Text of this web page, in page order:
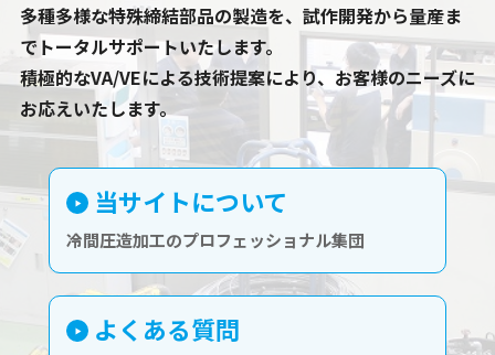
多種多様な特殊締結部品の製造を、試作開発から量産ま
でトータルサポートいたします。
積極的なVA/VEによる技術提案により、お客様のニーズに
お応えいたします。
当サイトについて
冷間圧造加工のプロフェッショナル集団
よくある質問